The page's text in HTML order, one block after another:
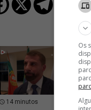
14 minutos
Os